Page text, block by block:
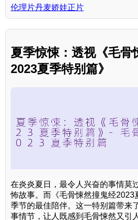
伦理片丹麦娇娃正片
夏季惊悚：透视《毛骨
2023夏季特别篇》
在炎炎夏日，最令人兴奋的事情莫
怖故事。而《毛骨悚然撞鬼经2023
季节的最佳陪伴。这一特别篇带来
事情节，让人既感到毛骨悚然又引